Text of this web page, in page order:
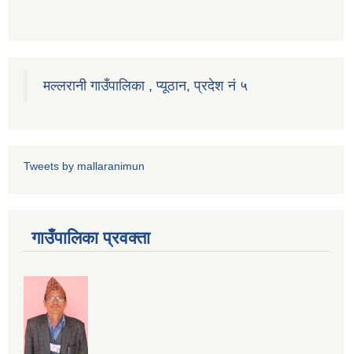
मल्लरानी गाउँपालिका , प्यूठान, प्रदेश नं ५
Tweets by mallaranimun
गाउँपालिका प्रवक्ता